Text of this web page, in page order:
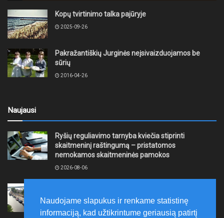
Kopų tvirtinimo talka pajūryje
2025-09-26
Pakražantiškių Jurginės neįsivaizduojamos be
sūrių
2016-04-26
Naujausi
Ryšių reguliavimo tarnyba kviečia stiprinti
skaitmeninį raštingumą – pristatomos
nemokamos skaitmeninės pamokos
2026-08-06
Klaipėdoje juda į priekį
2026-08-06
Naudojame slapukus ir renkame statistinę
informaciją, kad užtikrintume geriausią patirtį